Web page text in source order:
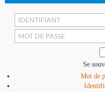
Se
Mot de